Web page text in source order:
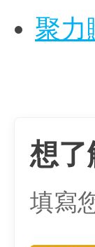
聚力
想了
填寫